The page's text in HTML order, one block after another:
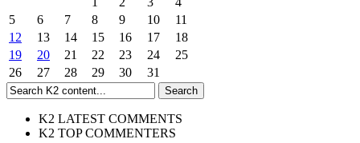
5
6 7 8 9 10
11
12
13 14 15 16 17
18
19
20 21 22 23 24
25
26
27 28 29 30 31
K2 LATEST COMMENTS
K2 TOP COMMENTERS